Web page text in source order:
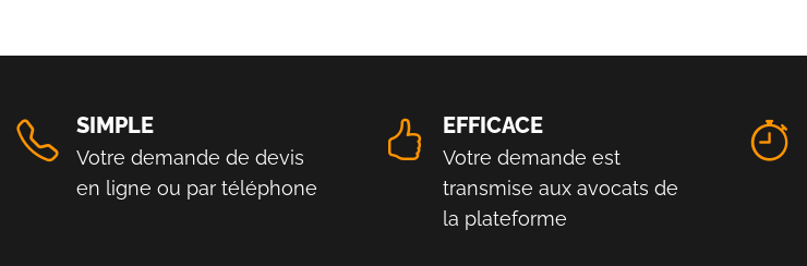
SIMPLE
Votre demande de devis
en ligne ou par téléphone
EFFICACE
Votre demande est
transmise aux avocats de
la plateforme